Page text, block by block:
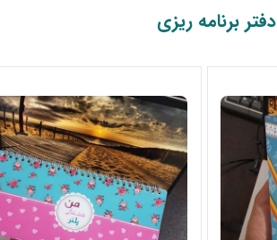
دفتر برنامه ریزی